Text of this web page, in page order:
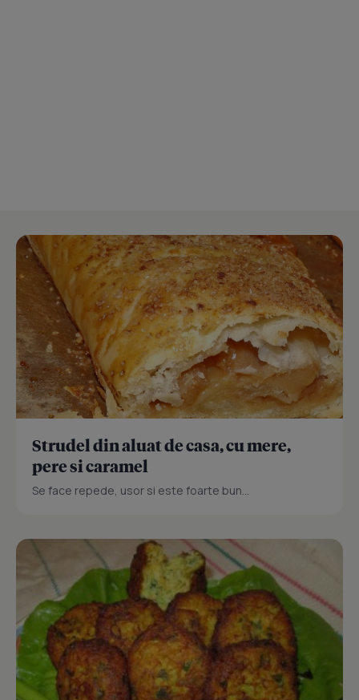
Strudel din aluat de casa, cu mere,
pere si caramel
Se face repede, usor si este foarte bun...